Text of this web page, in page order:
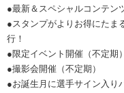
●最新＆スペシャルコンテン
●スタンプがよりお得にたま
行！
●限定イベント開催（不定期）
●撮影会開催（不定期）
●お誕生月に選手サイン入り